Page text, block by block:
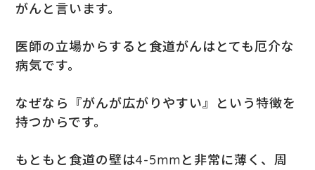
がんと言います。
医師の立場からすると食道がんはとても厄介な
病気です。
なぜなら『がんが広がりやすい』という特徴を
持つからです。
もともと食道の壁は4-5mmと非常に薄く、周